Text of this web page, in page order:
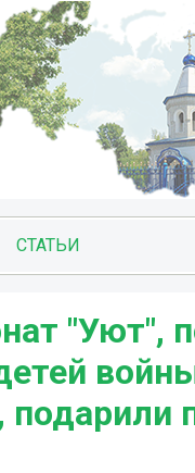
СТАТЬИ
"Уют",